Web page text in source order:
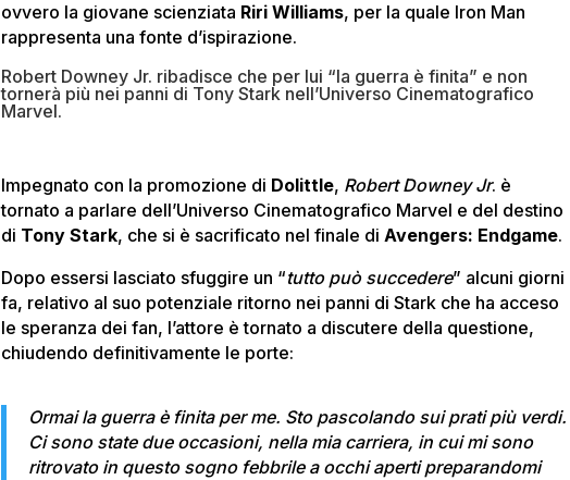
ovvero la giovane scienziata Riri Williams, per la quale Iron Man
rappresenta una fonte d’ispirazione.
Robert Downey Jr. ribadisce che per lui “la guerra è finita” e non
tornerà più nei panni di Tony Stark nell’Universo Cinematografico
Marvel.
Impegnato con la promozione di Dolittle, Robert Downey Jr. è
tornato a parlare dell’Universo Cinematografico Marvel e del destino
di Tony Stark, che si è sacrificato nel finale diAvengers: Endgame.
Dopo essersi lasciato sfuggire un “tutto può succedere” alcuni giorni
fa, relativo al suo potenziale ritorno nei panni di Stark che ha acceso
le speranza dei fan, l’attore è tornato a discutere della questione,
chiudendo definitivamente le porte:
Ormai la guerra è finita per me. Sto pascolando sui prati più verdi.
Ci sono state due occasioni, nella mia carriera, in cui mi sono
ritrovato in questo sogno febbrile a occhi aperti preparandomi